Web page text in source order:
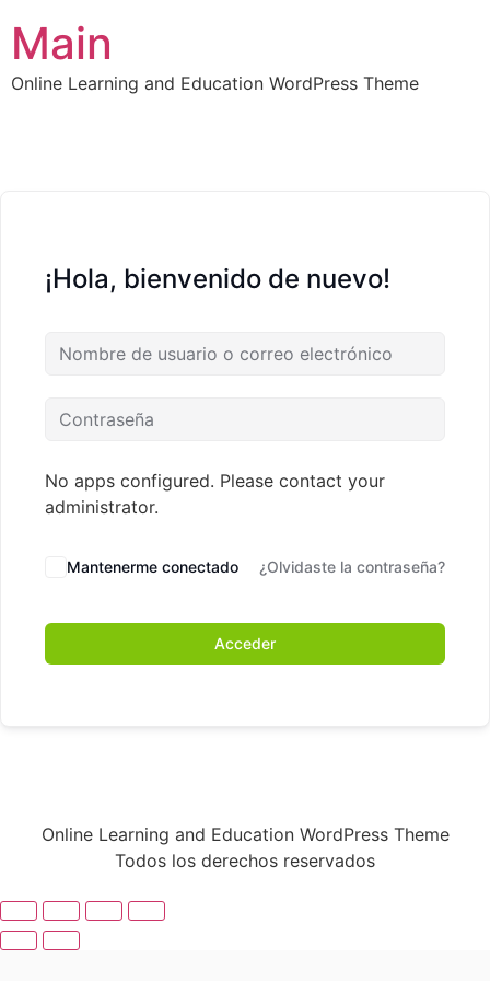
Main
Online Learning and Education WordPress Theme
¡Hola, bienvenido de nuevo!
No apps configured. Please contact your
administrator.
Mantenerme conectado ¿Olvidaste la contraseña?
Acceder
Online Learning and Education WordPress Theme
Todos los derechos reservados